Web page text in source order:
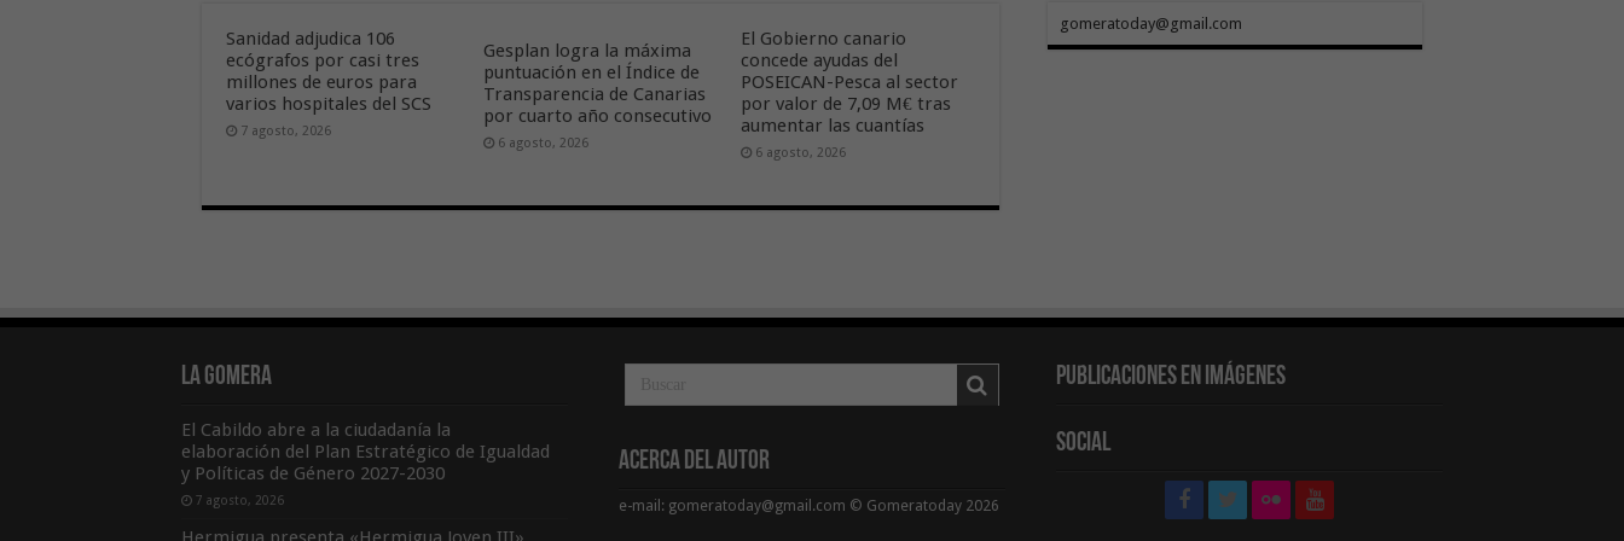
Sanidad adjudica 106
ecógrafos por casi tres
millones de euros para
varios hospitales del SCS
7 agosto, 2026
Gesplan logra la máxima
puntuación en el Índice de
Transparencia de Canarias
por cuarto año consecutivo
6 agosto, 2026
El Gobierno canario
concede ayudas del
POSEICAN-Pesca al sector
por valor de 7,09 M€ tras
aumentar las cuantías
6 agosto, 2026
gomeratoday@gmail.com
La Gomera
El Cabildo abre a la ciudadanía la
elaboración del Plan Estratégico de Igualdad
y Políticas de Género 2027-2030
7 agosto, 2026
Acerca del Autor
e-mail: gomeratoday@gmail.com © Gomeratoday 2026
Publicaciones en Imágenes
Social